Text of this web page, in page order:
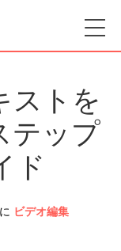
ストを
テップ
ド
に ビデオ編集